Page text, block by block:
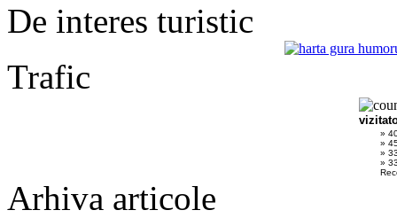
De interes turistic
Trafic
»
»
»
»
Arhiva articole